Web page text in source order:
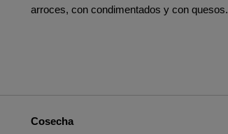
arroces, con condimentados y con quesos.
Cosecha